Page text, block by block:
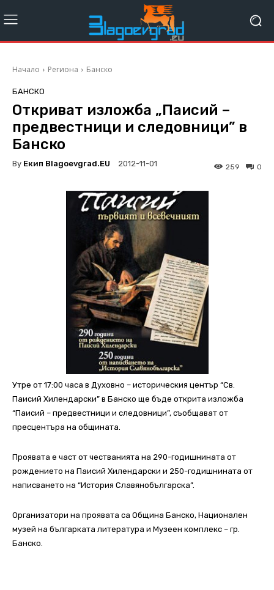
Начало Региона Банско
БАНСКО
Откриват изложба „Паисий –
предвестници и следовници” в
Банско
By Екип Blagoevgrad.EU 2012-11-01 0
259
Утре от 17:00 часа в Духовно – историческия център “Св.
Паисий Хилендарски” в Банско ще бъде открита изложба
“Паисий – предвестници и следовници”, съобщават от
пресцентъра на общината.
Проявата е част от честванията на 290-годишнината от
рождението на Паисий Хилендарски и 250-годишнината от
написването на “История Славянобългарска”.
Организатори на проявата са Община Банско, Национален
музей на българката литература и Музеен комплекс – гр.
Банско.